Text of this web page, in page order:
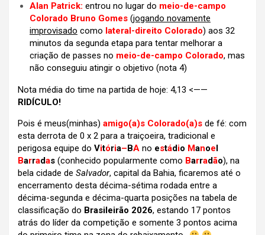
Alan Patrick: entrou no lugar do meio-de-campo
Colorado Bruno Gomes (jogando novamente
improvisado como lateral-direito Colorado) aos 32
minutos da segunda etapa para tentar melhorar a
criação de passes no meio-de-campo Colorado, mas
não conseguiu atingir o objetivo (nota 4)
Nota média do time na partida de hoje: 4,13 <——
RIDÍCULO!
Pois é meus(minhas) amigo(a)s Colorado(a)s de fé: com
esta derrota de 0 x 2 para a traiçoeira, tradicional e
perigosa equipe do Vitória–BA no estádio Manoel
Barradas (conhecido popularmente como Barradão), na
bela cidade de Salvador, capital da Bahia, ficaremos até o
encerramento desta décima-sétima rodada entre a
décima-segunda e décima-quarta posições na tabela de
classificação do Brasileirão 2026, estando 17 pontos
atrás do líder da competição e somente 3 pontos acima